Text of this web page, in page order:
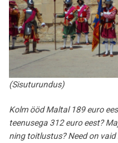
(Sisuturundus)
Kolm ööd Maltal 189 euro
teenusega 312 euro eest?
ning toitlustus? Need on